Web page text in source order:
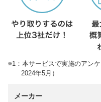
※1：本サービスで実施のアン
2024年5月）
メーカー